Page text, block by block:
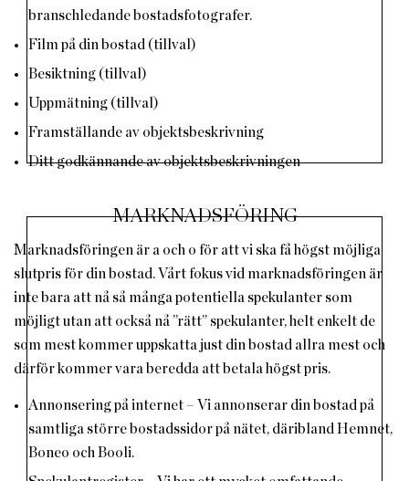
branschledande bostadsfotografer.
Film på din bostad (tillval)
Besiktning (tillval)
Uppmätning (tillval)
Framställande av objektsbeskrivning
Ditt godkännande av objektsbeskrivningen
MARKNADSFÖRING
Marknadsföringen är a och o för att vi ska få högst möjliga
slutpris för din bostad. Vårt fokus vid marknadsföringen är
inte bara att nå så många potentiella spekulanter som
möjligt utan att också nå ”rätt” spekulanter, helt enkelt de
som mest kommer uppskatta just din bostad allra mest och
därför kommer vara beredda att betala högst pris.
Annonsering på internet – Vi annonserar din bostad på
samtliga större bostadssidor på nätet, däribland Hemnet,
Boneo och Booli.